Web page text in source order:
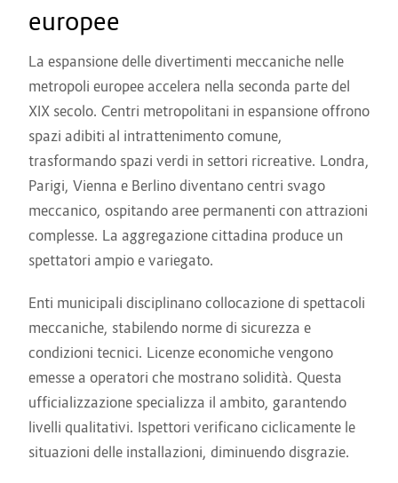
europee
La espansione delle divertimenti meccaniche nelle
metropoli europee accelera nella seconda parte del
XIX secolo. Centri metropolitani in espansione offrono
spazi adibiti al intrattenimento comune,
trasformando spazi verdi in settori ricreative. Londra,
Parigi, Vienna e Berlino diventano centri svago
meccanico, ospitando aree permanenti con attrazioni
complesse. La aggregazione cittadina produce un
spettatori ampio e variegato.
Enti municipali disciplinano collocazione di spettacoli
meccaniche, stabilendo norme di sicurezza e
condizioni tecnici. Licenze economiche vengono
emesse a operatori che mostrano solidità. Questa
ufficializzazione specializza il ambito, garantendo
livelli qualitativi. Ispettori verificano ciclicamente le
situazioni delle installazioni, diminuendo disgrazie.